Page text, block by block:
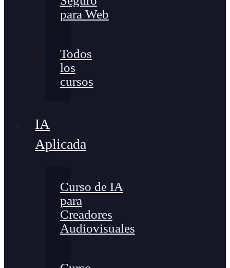
para Web
Todos
los
cursos
IA
Aplicada
Curso de IA
para
Creadores
Audiovisuales